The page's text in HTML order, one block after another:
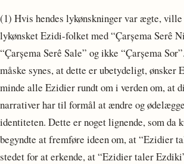
(1) Hvis hendes lykønskninger var ægte, ville
lykønsket Ezidi-folket med “Çarșema Serê
“Çarșema Serê Sale” og ikke “Çarșema
måske synes, at dette er ubetydeligt, ønsker
minde alle Ezidier rundt om i verden om, at
narrativer har til formål at ændre og
identiteten. Dette er noget lignende, som da
begyndte at fremføre ideen om, at “Ezidier
stedet for at erkende, at “Ezidier taler